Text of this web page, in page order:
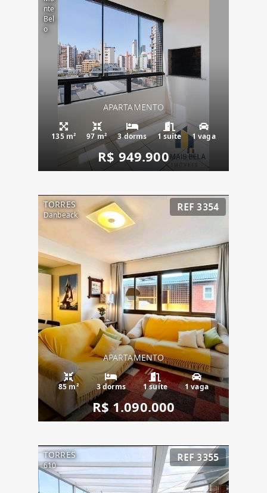
nte
Bel
o
APARTAMENTO
135 m² 97 m² 3 dorms 1 suíte 1 vaga
R$ 949.900
TORRES
Danbeack
REF 3354
APARTAMENTO
85 m² 3 dorms 1 suíte 1 vaga
R$ 1.090.000
TORRES
610
REF 3355